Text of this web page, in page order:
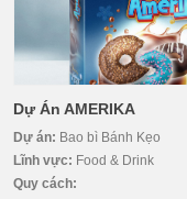
Dự Án AMERIKA
Dự án: Bao bì Bánh Kẹo
Lĩnh vực: Food & Drink
Quy cách: